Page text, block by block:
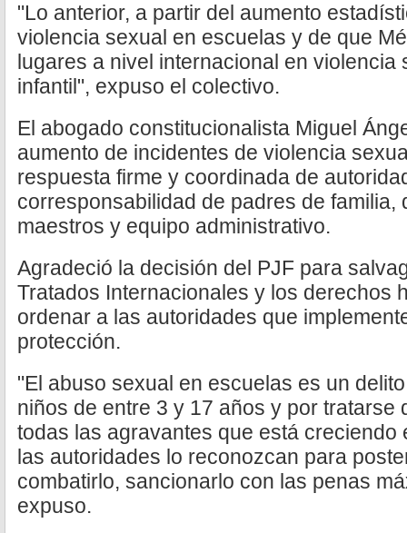
"Lo anterior, a partir del aumento
violencia sexual en escuelas y de que
lugares a nivel internacional en violencia
infantil", expuso el colectivo.
El abogado constitucionalista Miguel
aumento de incidentes de violencia
respuesta firme y coordinada de
corresponsabilidad de padres de familia,
maestros y equipo administrativo.
Agradeció la decisión del PJF para
Tratados Internacionales y los derechos
ordenar a las autoridades que
protección.
"El abuso sexual en escuelas es un
niños de entre 3 y 17 años y por tratarse
todas las agravantes que está creciendo
las autoridades lo reconozcan para
combatirlo, sancionarlo con las penas
expuso.